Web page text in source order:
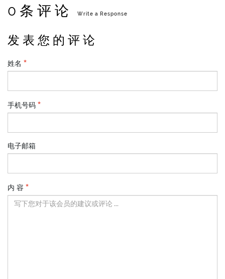
0 条 评 论 Write a Response
发 表 您 的 评 论
姓名
手机号码
电子邮箱
内 容